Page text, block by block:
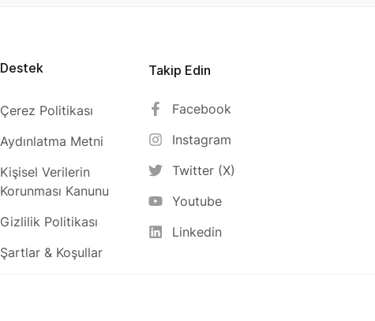
Destek
Çerez Politikası
Aydınlatma Metni
Kişisel Verilerin
Korunması Kanunu
Gizlilik Politikası
Şartlar & Koşullar
Takip Edin
Facebook
Instagram
Twitter (X)
Youtube
Linkedin